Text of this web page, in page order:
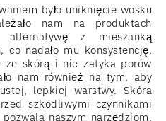
było uniknięcie wosku
nam na produktach
alternatywę z mieszanką
co nadało mu konsystencję,
skórą i nie zatyka porów
nam również na tym, aby
lepkiej warstwy. Skóra
szkodliwymi czynnikami
naszym narzędziom,